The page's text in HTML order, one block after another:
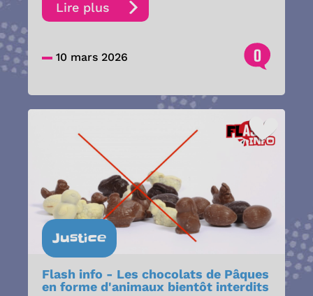
Lire plus
10 mars 2026 0
Justice
Flash info - Les chocolats de Pâques
en forme d'animaux bientôt interdits